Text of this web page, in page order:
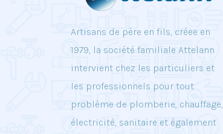
Artisans de père en fils, créee en
1979, la société familiale Attelann
intervient chez les particuliers et
les professionnels pour tout
problème de plomberie, chauffage,
électricité, sanitaire et également